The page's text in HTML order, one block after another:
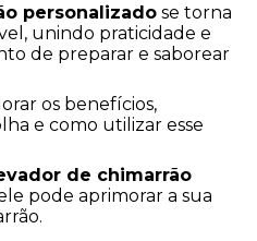
personalizado se torna
unindo praticidade e
de preparar e saborear
os benefícios,
e como utilizar esse
de chimarrão
pode aprimorar a sua